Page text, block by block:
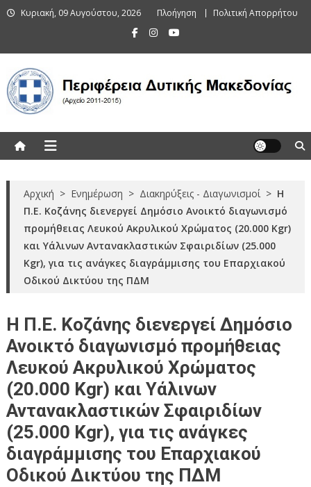
Skip Κυριακή, 09 Αυγούστου, 2026 Πλοήγηση Πολιτική Απορρήτου
Αρχική > Ενημέρωση > Διακηρύξεις - Διαγωνισμοί > Η
Π.Ε. Κοζάνης διενεργεί Δημόσιο Ανοικτό διαγωνισμό
προμήθειας Λευκού Ακρυλικού Χρώματος (20.000 Kgr)
και Υάλινων Αντανακλαστικών Σφαιριδίων (25.000
Kgr), για τις ανάγκες διαγράμμισης του Επαρχιακού
Οδικού Δικτύου της ΠΔΜ
Η Π.Ε. Κοζάνης διενεργεί Δημόσιο
Ανοικτό διαγωνισμό προμήθειας
Λευκού Ακρυλικού Χρώματος
(20.000 Kgr) και Υάλινων
Αντανακλαστικών Σφαιριδίων
(25.000 Kgr), για τις ανάγκες
διαγράμμισης του Επαρχιακού
Οδικού Δικτύου της ΠΔΜ